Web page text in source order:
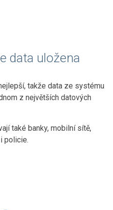
data uložena
takže data ze systému
z největších datových
také banky, mobilní sítě,
policie.